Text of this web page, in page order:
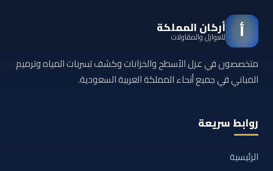
أ أركان المملكة
للعوازل والمقاولات
متخصصون في عزل الأسطح والخزانات وكشف تسربات المياه وترميم
المباني في جميع أنحاء المملكة العربية السعودية.
روابط سريعة
الرئيسية